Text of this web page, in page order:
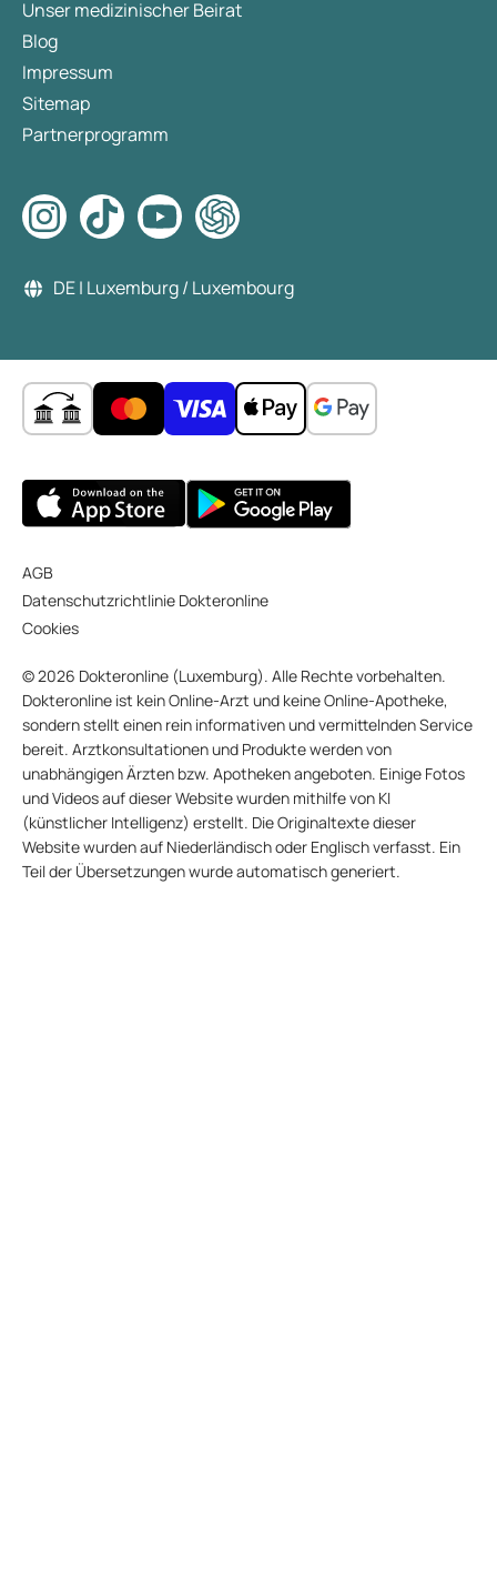
Unser medizinischer Beirat
Blog
Impressum
Sitemap
Partnerprogramm
DE | Luxemburg / Luxembourg
AGB
Datenschutzrichtlinie Dokteronline
Cookies
© 2026 Dokteronline (Luxemburg). Alle Rechte vorbehalten.
Dokteronline ist kein Online-Arzt und keine Online-Apotheke,
sondern stellt einen rein informativen und vermittelnden Service
bereit. Arztkonsultationen und Produkte werden von
unabhängigen Ärzten bzw. Apotheken angeboten. Einige Fotos
und Videos auf dieser Website wurden mithilfe von KI
(künstlicher Intelligenz) erstellt. Die Originaltexte dieser
Website wurden auf Niederländisch oder Englisch verfasst. Ein
Teil der Übersetzungen wurde automatisch generiert.